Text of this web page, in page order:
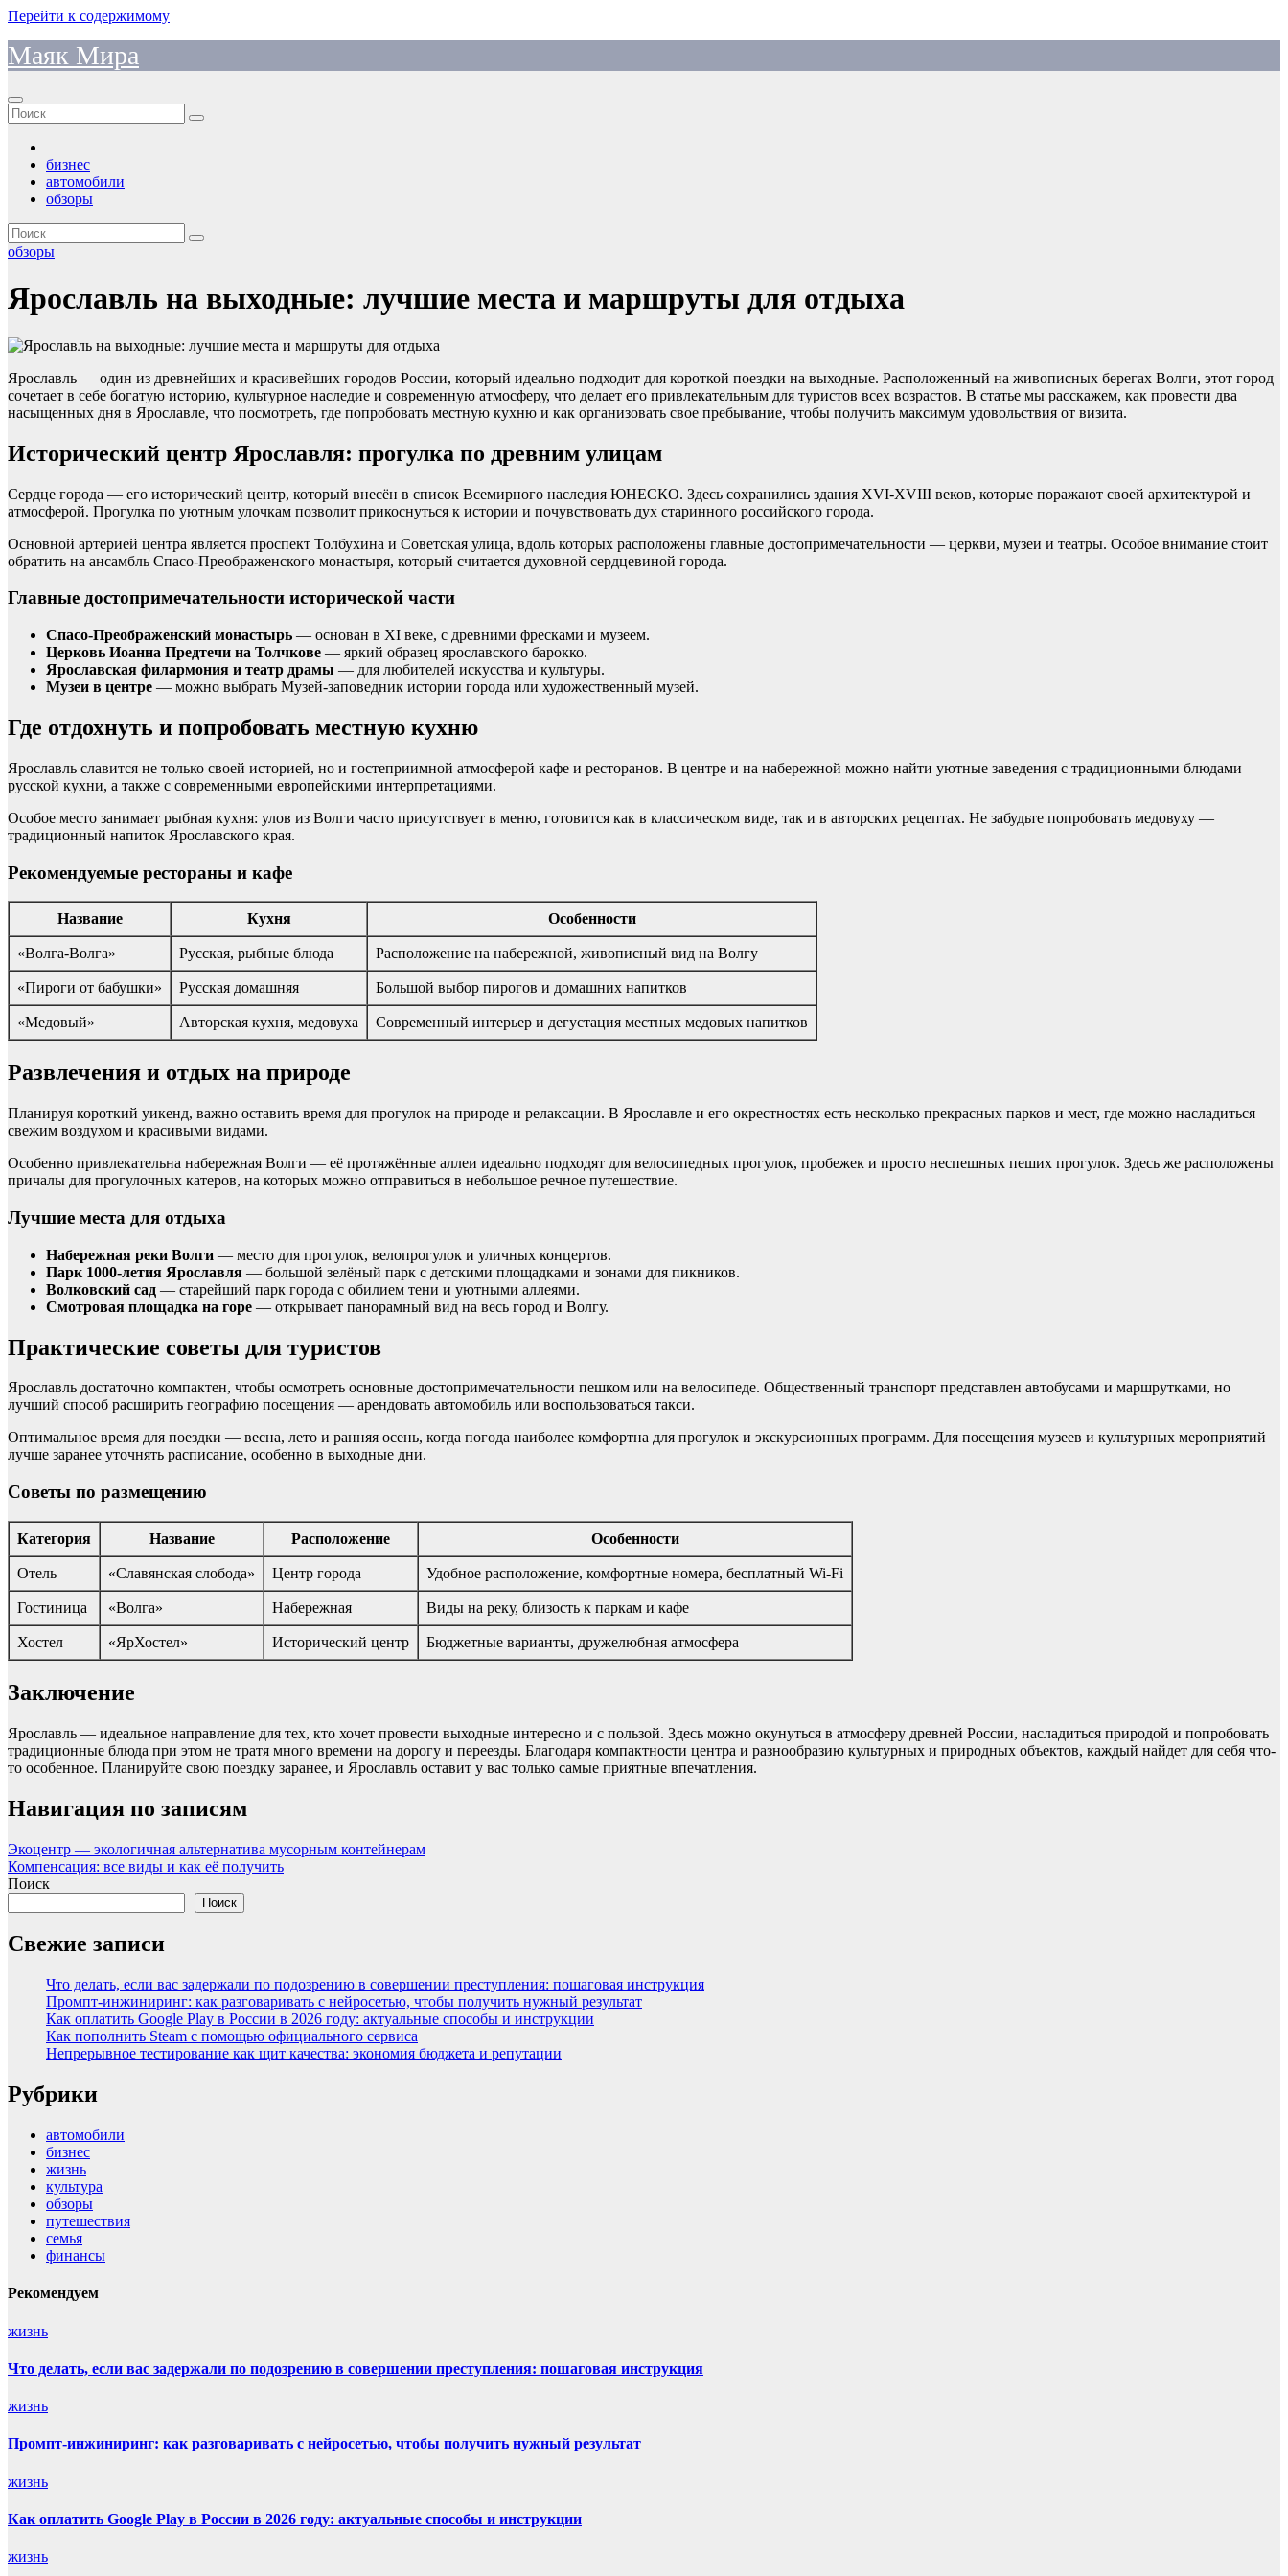
Перейти к содержимому
Маяк Мира
бизнес
автомобили
обзоры
обзоры
Ярославль на выходные: лучшие места и маршруты для отдыха
Ярославль — один из древнейших и красивейших городов России, который идеально подходит для короткой поездки на выходные. Расположенный на живописных берегах Волги, этот город
сочетает в себе богатую историю, культурное наследие и современную атмосферу, что делает его привлекательным для туристов всех возрастов. В статье мы расскажем, как провести два
насыщенных дня в Ярославле, что посмотреть, где попробовать местную кухню и как организовать свое пребывание, чтобы получить максимум удовольствия от визита.
Исторический центр Ярославля: прогулка по древним улицам
Сердце города — его исторический центр, который внесён в список Всемирного наследия ЮНЕСКО. Здесь сохранились здания XVI-XVIII веков, которые поражают своей архитектурой и
атмосферой. Прогулка по уютным улочкам позволит прикоснуться к истории и почувствовать дух старинного российского города.
Основной артерией центра является проспект Толбухина и Советская улица, вдоль которых расположены главные достопримечательности — церкви, музеи и театры. Особое внимание стоит
обратить на ансамбль Спасо-Преображенского монастыря, который считается духовной сердцевиной города.
Главные достопримечательности исторической части
Спасо-Преображенский монастырь — основан в XI веке, с древними фресками и музеем.
Церковь Иоанна Предтечи на Толчкове — яркий образец ярославского барокко.
Ярославская филармония и театр драмы — для любителей искусства и культуры.
Музеи в центре — можно выбрать Музей-заповедник истории города или художественный музей.
Где отдохнуть и попробовать местную кухню
Ярославль славится не только своей историей, но и гостеприимной атмосферой кафе и ресторанов. В центре и на набережной можно найти уютные заведения с традиционными блюдами
русской кухни, а также с современными европейскими интерпретациями.
Особое место занимает рыбная кухня: улов из Волги часто присутствует в меню, готовится как в классическом виде, так и в авторских рецептах. Не забудьте попробовать медовуху —
традиционный напиток Ярославского края.
Рекомендуемые рестораны и кафе
Название Кухня Особенности
«Волга-Волга» Русская, рыбные блюда Расположение на набережной, живописный вид на Волгу
«Пироги от бабушки» Русская домашняя Большой выбор пирогов и домашних напитков
«Медовый» Авторская кухня, медовуха Современный интерьер и дегустация местных медовых напитков
Развлечения и отдых на природе
Планируя короткий уикенд, важно оставить время для прогулок на природе и релаксации. В Ярославле и его окрестностях есть несколько прекрасных парков и мест, где можно насладиться
свежим воздухом и красивыми видами.
Особенно привлекательна набережная Волги — её протяжённые аллеи идеально подходят для велосипедных прогулок, пробежек и просто неспешных пеших прогулок. Здесь же расположены
причалы для прогулочных катеров, на которых можно отправиться в небольшое речное путешествие.
Лучшие места для отдыха
Набережная реки Волги — место для прогулок, велопрогулок и уличных концертов.
Парк 1000-летия Ярославля — большой зелёный парк с детскими площадками и зонами для пикников.
Волковский сад — старейший парк города с обилием тени и уютными аллеями.
Смотровая площадка на горе — открывает панорамный вид на весь город и Волгу.
Практические советы для туристов
Ярославль достаточно компактен, чтобы осмотреть основные достопримечательности пешком или на велосипеде. Общественный транспорт представлен автобусами и маршрутками, но
лучший способ расширить географию посещения — арендовать автомобиль или воспользоваться такси.
Оптимальное время для поездки — весна, лето и ранняя осень, когда погода наиболее комфортна для прогулок и экскурсионных программ. Для посещения музеев и культурных мероприятий
лучше заранее уточнять расписание, особенно в выходные дни.
Советы по размещению
Категория Название Расположение Особенности
Отель «Славянская слобода» Центр города Удобное расположение, комфортные номера, бесплатный Wi-Fi
Гостиница «Волга» Набережная Виды на реку, близость к паркам и кафе
Хостел «ЯрХостел» Исторический центр Бюджетные варианты, дружелюбная атмосфера
Заключение
Ярославль — идеальное направление для тех, кто хочет провести выходные интересно и с пользой. Здесь можно окунуться в атмосферу древней России, насладиться природой и попробовать
традиционные блюда при этом не тратя много времени на дорогу и переезды. Благодаря компактности центра и разнообразию культурных и природных объектов, каждый найдет для себя что-
то особенное. Планируйте свою поездку заранее, и Ярославль оставит у вас только самые приятные впечатления.
Навигация по записям
Экоцентр — экологичная альтернатива мусорным контейнерам
Компенсация: все виды и как её получить
Поиск
Поиск
Свежие записи
Что делать, если вас задержали по подозрению в совершении преступления: пошаговая инструкция
Промпт-инжиниринг: как разговаривать с нейросетью, чтобы получить нужный результат
Как оплатить Google Play в России в 2026 году: актуальные способы и инструкции
Как пополнить Steam с помощью официального сервиса
Непрерывное тестирование как щит качества: экономия бюджета и репутации
Рубрики
автомобили
бизнес
жизнь
культура
обзоры
путешествия
семья
финансы
Рекомендуем
жизнь
Что делать, если вас задержали по подозрению в совершении преступления: пошаговая инструкция
жизнь
Промпт-инжиниринг: как разговаривать с нейросетью, чтобы получить нужный результат
жизнь
Как оплатить Google Play в России в 2026 году: актуальные способы и инструкции
жизнь